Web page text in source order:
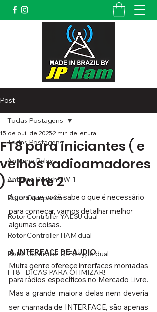
Post
Todas Postagens
Antenna Relay
Antenna Switch SW-1
Rotor Companion
Rotor Controller YAESU dual
Rotor Controller HAM dual
Rotor Controller DIEX-type dual
FT8 - DICAS PARA OTIMIZAR!
Todas Postagens
FT8 para iniciantes ( e
velhos radioamadores
) - Parte 2
15 de out. de 2025 2 min de leitura
Agora que você sabe o que é necessário
para começar, vamos detalhar melhor
algumas coisas.
A  INTERFACE DE AUDIO
Muita gente ofereçe interfaces montadas
para rádios específicos no Mercado Livre.
Mas a grande maioria delas nem deveria
ser chamada de INTERFACE, são apenas